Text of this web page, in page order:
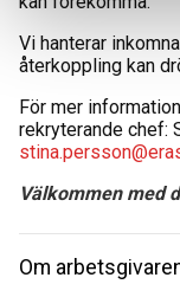
Vi hanterar
återkoppling kan
För mer
rekryterande chef:
Välkommen med
Om